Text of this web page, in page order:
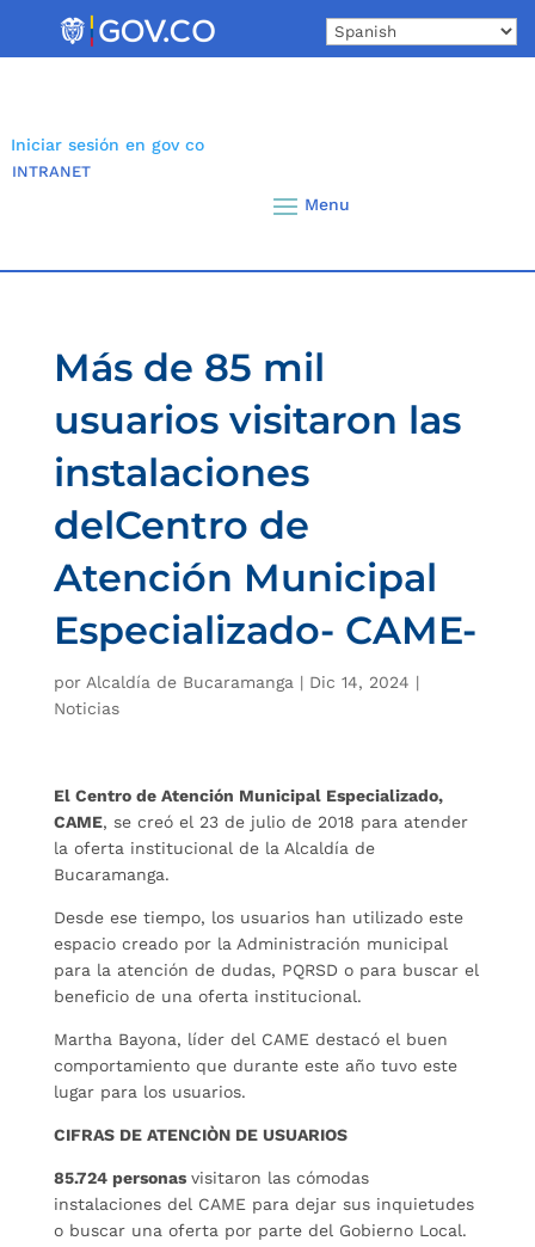
Iniciar sesión en gov co
INTRANET
Más de 85 mil
usuarios visitaron las
instalaciones
delCentro de
Atención Municipal
Especializado- CAME-
por Alcaldía de Bucaramanga | Dic 14, 2024 |
Noticias
El Centro de Atención Municipal Especializado,
CAME, se creó el 23 de julio de 2018 para atender
la oferta institucional de la Alcaldía de
Bucaramanga.
Desde ese tiempo, los usuarios han utilizado este
espacio creado por la Administración municipal
para la atención de dudas, PQRSD o para buscar el
beneficio de una oferta institucional.
Martha Bayona, líder del CAME destacó el buen
comportamiento que durante este año tuvo este
lugar para los usuarios.
CIFRAS DE ATENCIÒN DE USUARIOS
85.724 personas visitaron las cómodas
instalaciones del CAME para dejar sus inquietudes
o buscar una oferta por parte del Gobierno Local.